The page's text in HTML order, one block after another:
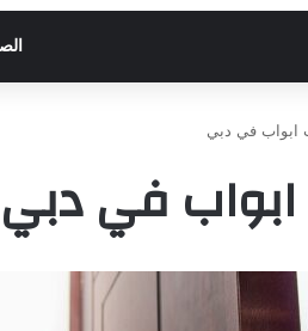
ابواب في دبي
في دبي